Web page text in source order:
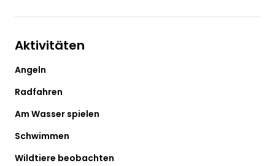
Aktivitäten
Angeln
Radfahren
Am Wasser spielen
Schwimmen
Wildtiere beobachten